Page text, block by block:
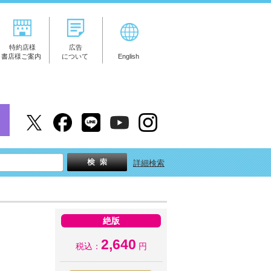
特約店様
書店様ご案内
広告
について
English
詳細検索
絶版
税込： 2,640 円